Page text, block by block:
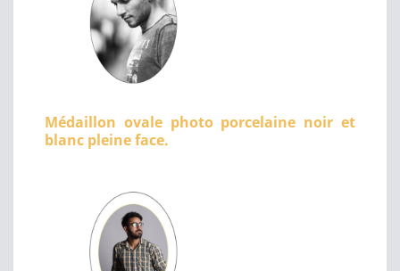
Médaillon ovale photo porcelaine noir et
blanc pleine face.